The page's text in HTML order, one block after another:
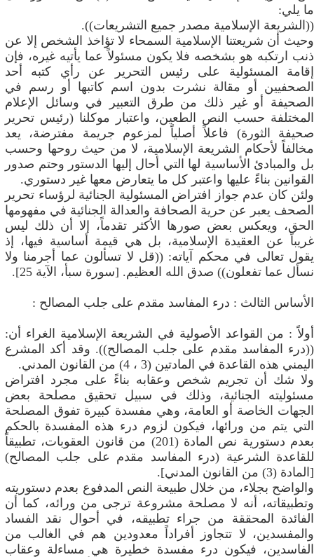
ما يلي:
((الشريعة الإسلامية مصدر جميع التشريعات)).
وحيث أن شريعتنا الإسلامية السمحاء لا تؤاخذ الشخص إلا عن
ذنب ارتكبه هو بشخصه فلا يكون مسئولاً عما يأتيه غيره، فإن
إقامة المسئولية على رئيس التحرير عن رأي كتبه أحد
الصحفيين أو مقالة نشرت بدون اسم كاتبها أو رسم في
الصحيفة أو غير ذلك من طرق التعبير في وسائل الإعلام
المختلفة حسب النص الطعين، واعتبار موكلنا (رئيس تحرير
صحيفة الثورة) فاعلاً أصلياً لمزعوم جريمة مفترضة، يعد
مخالفاً لأحكام الشريعة الإسلامية، لا من حيث روحها وحسب
بل والمبادئ الأساسية لها التي أحال إليها الدستور وحتم صدور
القوانين بناءً عليها واعتبر كل ما يتعارض معها غير دستوري.
ولئن كان عدم جواز افتراض المسئولية الجنائية لرؤساء تحرير
الصحف يعبر عن حرية الصحافة والعدالة الجنائية في مفهومها
الحق، ويعكس بعض صورها الأكثر تقدماً، إلا أن ذلك ليس
غريباً عن العقيدة الإسلامية، بل هي قيمة أساسية فيها، إذ
يقول تعالى في محكم آياته: ((قل لا تسألون عما أجرمنا ولا
نسأل عما تفعلون)) صدق الله العظيم. [سورة سبأ، الآية 25].
الأساس الثالث : درء المفاسد مقدم على جلب المصالح :
أولاً : من القواعد الأصولية في الشريعة الإسلامية الغراء أن:
((درء المفاسد مقدم على جلب المصالح)). وقد أكد المشرع
اليمني هذه القاعدة في المادتين (3 ، 4) من القانون المدني.
ولا شك أن تجريم شخص وعقابه بناءً على مجرد افتراض
مسئوليته الجنائية، وذلك في سبيل تحقيق مصلحة بعض
الجهات الخاصة أو العامة، وهي مفسدة كبيرة تفوق المصلحة
التي يتم من ورائها، فيكون لزوم درء هذه المفسدة بالحكم
بعدم دستورية نص المادة (201) من قانون العقوبات، تطبيقاً
للقاعدة الشرعية (درء المفاسد مقدم على جلب المصالح)
[المادة (3) من القانون المدني].
والواضح بجلاء، من خلال طبيعة النص المدفوع بعدم دستوريته
وتطبيقاته، أنه لا مصلحة مشروعة ترجى من ورائه، كما أن
الفائدة المحققة من جراء تطبيقه، في أحوال نقد الفساد
والمفسدين، لا تتجاوز أفراداً معدودين هم في الغالب من
الفاسدين، فيكون درء مفسدة خطيرة هي مساءلة وعقاب